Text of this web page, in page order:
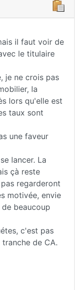
il faut voir de
le titulaire
je ne crois pas
la
lors qu'elle est
taux sont
une faveur
lancer. La
çà reste
regarderont
motivée, envie
beaucoup
c'est pas
de CA.